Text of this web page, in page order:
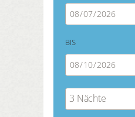
BIS
3 Nächte